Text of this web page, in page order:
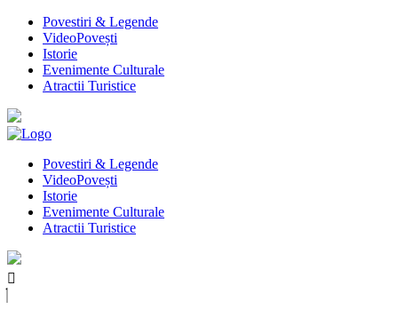
Povestiri & Legende
VideoPovești
Istorie
Evenimente Culturale
Atractii Turistice
Povestiri & Legende
VideoPovești
Istorie
Evenimente Culturale
Atractii Turistice